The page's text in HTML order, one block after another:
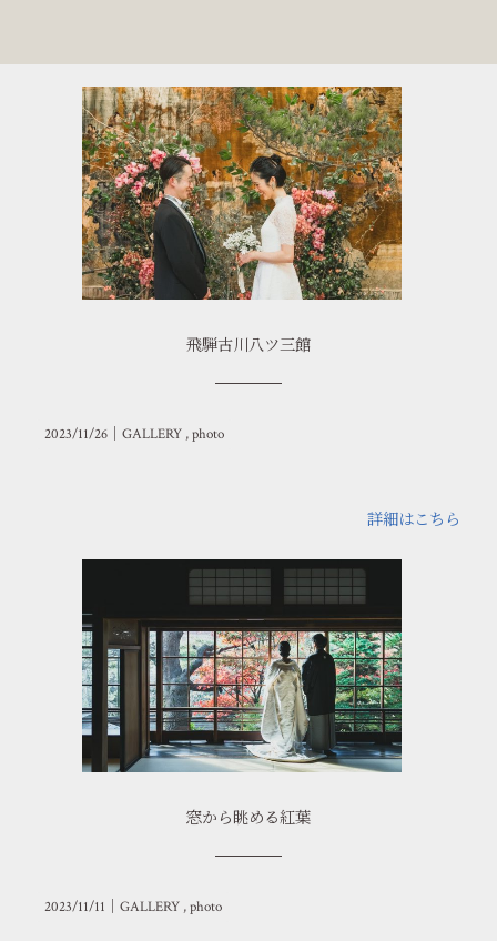
飛騨古川八ツ三館
2023/11/26｜GALLERY photo
詳細はこちら
窓から眺める紅葉
2023/11/11｜GALLERY photo